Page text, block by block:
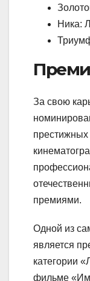
Ника:
За свою
престижных
премиями.
Одной из
является
категории
фильме